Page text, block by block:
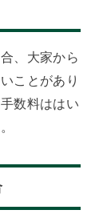
、大家から
ことがあり
数料ははい